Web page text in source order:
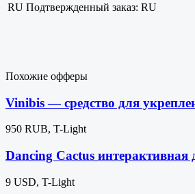
RU Подтвержденный заказ: RU
Похожие офферы
Vinibis — средство для
950 RUB, T-Light
Dancing Cactus
9 USD, T-Light